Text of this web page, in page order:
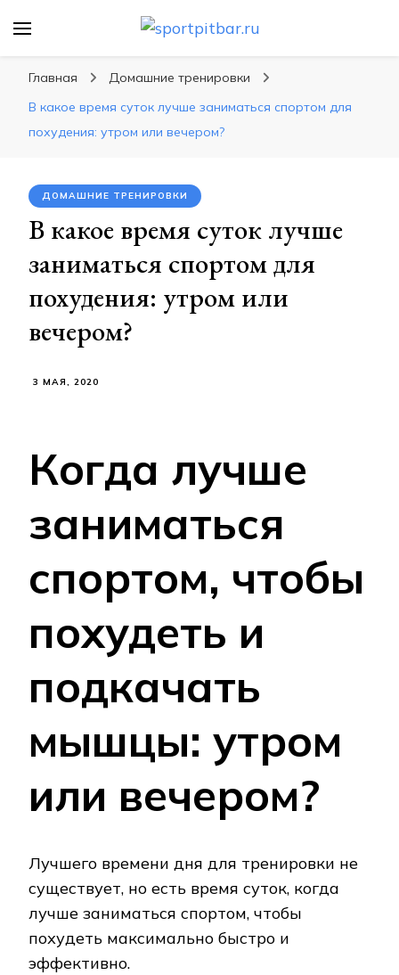
спортивных упражнения, правильные
диеты, программы тренировок
Главная
Домашние тренировки
В какое время суток лучше заниматься спортом для
похудения: утром или вечером?
ДОМАШНИЕ ТРЕНИРОВКИ
В какое время суток лучше
заниматься спортом для
похудения: утром или
вечером?
3 МАЯ, 2020
Когда лучше
заниматься
спортом, чтобы
похудеть и
подкачать
мышцы: утром
или вечером?
Лучшего времени дня для тренировки не
существует, но есть время суток, когда
лучше заниматься спортом, чтобы
похудеть максимально быстро и
эффективно.